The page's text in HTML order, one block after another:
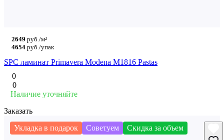
2649 руб./м²
4654 руб./упак
SPC ламинат Primavera Modena M1816 Pastas
0
0
Наличие уточняйте
Заказать
Укладка в подарок
Советуем Скидка за объем